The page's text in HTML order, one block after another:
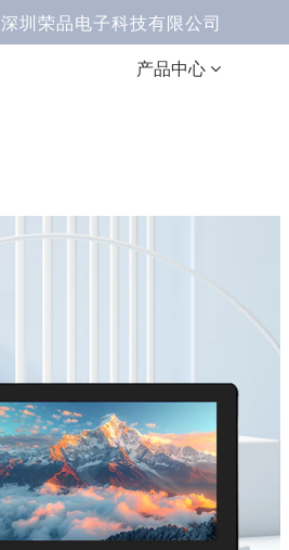
产品中心
深圳荣品电子科技有限